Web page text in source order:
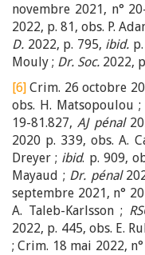
novembre 2021, n°
2022, p. 81, obs. P.
D. 2022, p. 795, ibid.
Mouly ; Dr. Soc. 2022,
[6] Crim. 26 octobre
obs. H. Matsopoulou
19-81.827,AJ pénal
2020 p. 339, obs. A.
Dreyer ; ibid. p. 909,
Mayaud ; Dr. pénal
septembre 2021, n°
A. Taleb-Karlsson ;
2022, p. 445, obs. E.
; Crim. 18 mai 2022,